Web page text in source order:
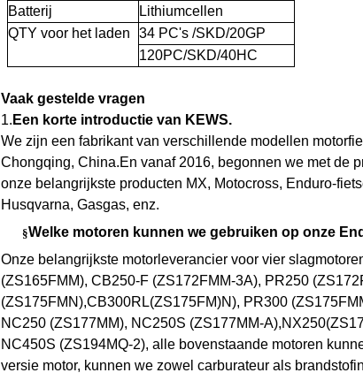
Batterij
Lithiumcellen
QTY voor het laden
34 PC's /SKD/20GP
120PC/SKD/40HC
Vaak gestelde vragen
1. Een korte introductie van KEWS.
We zijn een fabrikant van verschillende modellen
Chongqing, China.En vanaf 2016, begonnen we met de
onze belangrijkste producten MX, Motocross, Enduro-
Husqvarna, Gasgas, enz.
§Welke motoren kunnen we gebruiken op onze
Onze belangrijkste motorleverancier voor vier
(ZS165FMM), CB250-F (ZS172FMM-3A), PR250
(ZS175FM N),CB300RL(ZS175FM)N), PR300
NC250 (ZS177MM), NC250S (ZS177MM-A),NX250(ZS1
NC450S (ZS194MQ-2), alle bovenstaande motoren
versie motor, kunnen we zowel carburateur als